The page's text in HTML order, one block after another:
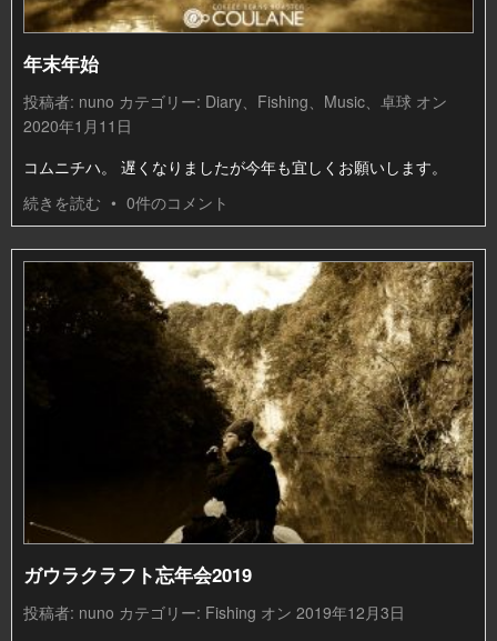
年末年始
投稿者: nuno カテゴリー: Diary、 Fishing、 Music、 卓球 オン
2020年1月11日
コムニチハ。 遅くなりましたが今年も宜しくお願いします。
続きを読む • 0件のコメント
ガウラクラフト忘年会2019
投稿者: nuno カテゴリー: Fishing オン 2019年12月3日